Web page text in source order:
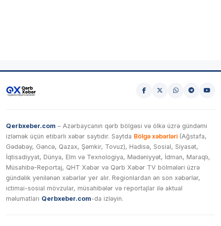
Qerbxeber.com – Azərbaycanın qərb bölgəsi və ölkə üzrə gündəmi
izləmək üçün etibarlı xəbər saytıdır. Saytda Bölgə xəbərləri (Ağstafa,
Gədəbəy, Gəncə, Qazax, Şəmkir, Tovuz), Hadisə, Sosial, Siyasət,
İqtisadiyyat, Dünya, Elm və Texnologiya, Mədəniyyət, İdman, Maraqlı,
Müsahibə-Reportaj, QHT Xəbər və Qərb Xəbər TV bölmələri üzrə
gündəlik yenilənən xəbərlər yer alır. Regionlardan ən son xəbərlər,
ictimai-sosial mövzular, müsahibələr və reportajlar ilə aktual
məlumatları Qerbxeber.com-da izləyin.